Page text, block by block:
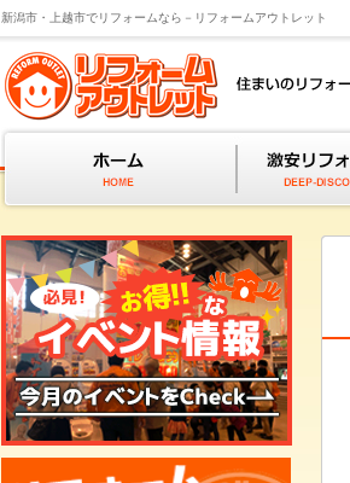
新潟市・上越市でリフォームなら－リフォームアウトレット